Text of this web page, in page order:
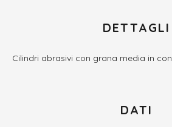
DETTAGLI
Cilindri abrasivi con grana media in
DATI